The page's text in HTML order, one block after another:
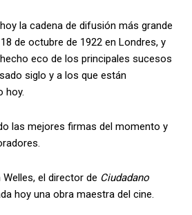
la cadena de difusión más grande
de octubre de 1922 en Londres, y
eco de los principales sucesos
siglo y a los que están
hoy.
las mejores firmas del momento y
el director de Ciudadano
hoy una obra maestra del cine.